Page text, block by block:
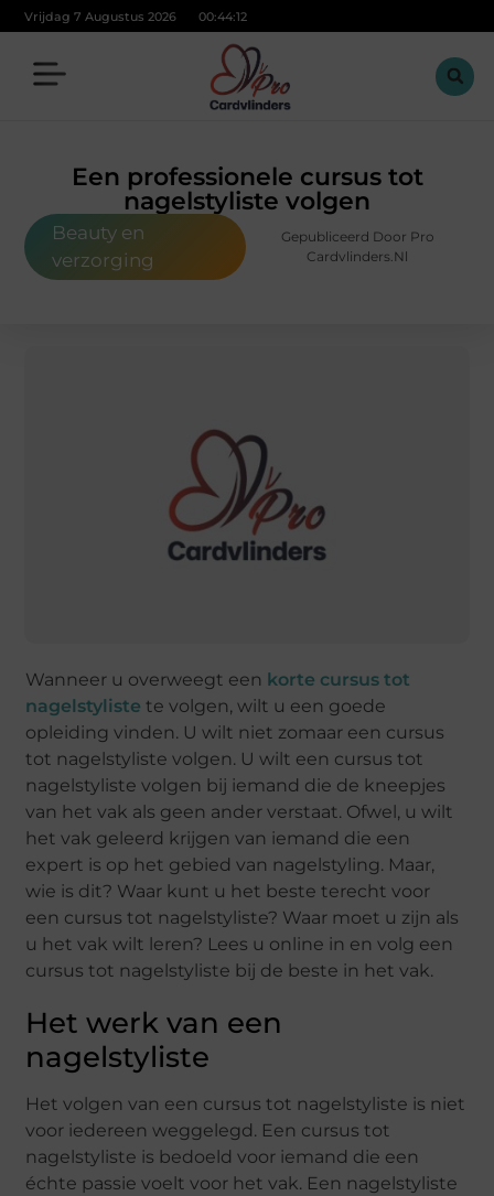
Vrijdag 7 Augustus 2026 00:44:13
Een professionele cursus tot
nagelstyliste volgen
Beauty en
verzorging
Gepubliceerd Door Pro
Cardvlinders.nl
Wanneer u overweegt een korte cursus tot
nagelstyliste te volgen, wilt u een goede
opleiding vinden. U wilt niet zomaar een cursus
tot nagelstyliste volgen. U wilt een cursus tot
nagelstyliste volgen bij iemand die de kneepjes
van het vak als geen ander verstaat. Ofwel, u wilt
het vak geleerd krijgen van iemand die een
expert is op het gebied van nagelstyling. Maar,
wie is dit? Waar kunt u het beste terecht voor
een cursus tot nagelstyliste? Waar moet u zijn als
u het vak wilt leren? Lees u online in en volg een
cursus tot nagelstyliste bij de beste in het vak.
Het werk van een
nagelstyliste
Het volgen van een cursus tot nagelstyliste is niet
voor iedereen weggelegd. Een cursus tot
nagelstyliste is bedoeld voor iemand die een
échte passie voelt voor het vak. Een nagelstyliste